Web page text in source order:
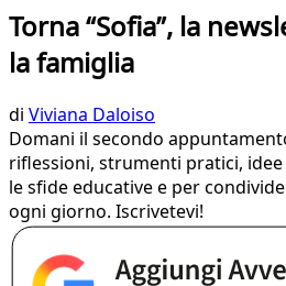
Torna “Sofia”, la
la famiglia
di Viviana Daloiso
Domani il secondo
riflessioni, strumenti pratici,
le sfide educative e per
ogni giorno. Iscrivetevi!